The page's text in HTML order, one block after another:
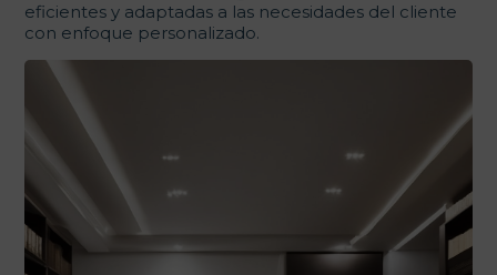
eficientes y adaptadas a las necesidades del cliente
con enfoque personalizado.